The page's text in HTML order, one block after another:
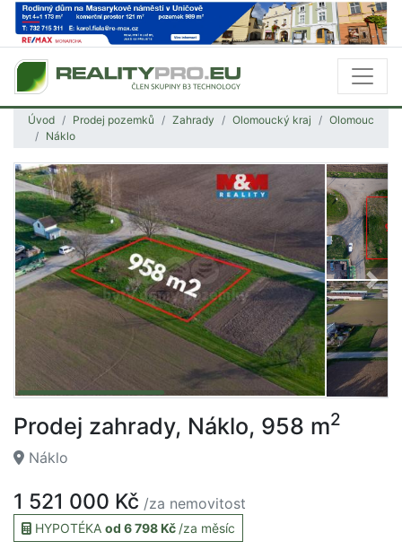
Úvod Prodej pozemků Zahrady Olomoucký kraj
Olomouc
Náklo
Prodej zahrady, Náklo, 958 m2
Náklo
1 521 000 Kč /za nemovitost
HYPOTÉKA od 6 798 Kč /za měsíc